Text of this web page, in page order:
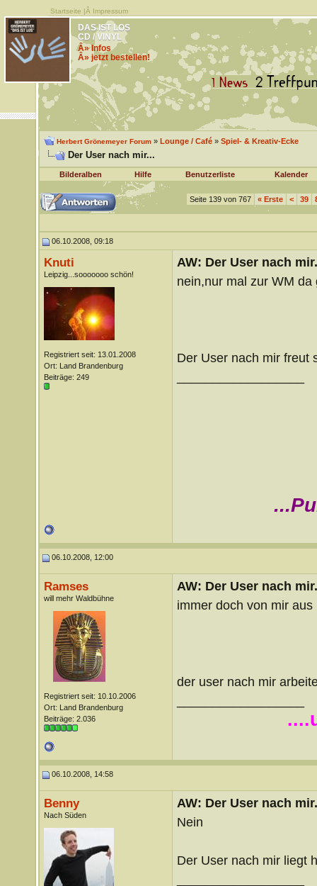
Startseite |Â Impressum
DAS IST LOS
CD / VINYL
Â» Infos
Â» jetzt bestellen!
Herbert Grönemeyer Forum» Lounge / Café» Spiel- & Kreativ-Ecke
Der User nach mir...
Bilderalben Hilfe Benutzerliste Kalender
Seite 139 von 767 «Erste < 39
06.10.2008, 09:18
Knuti
Leipzig...sooooooo schön!
Registriert seit: 13.01.2008
Ort: Land Brandenburg
Beiträge: 249
AW: Der User nach
nein,nur mal zur WM
Der User nach mir freut
06.10.2008, 12:00
Ramses
will mehr Waldbühne
Registriert seit: 10.10.2006
Ort: Land Brandenburg
Beiträge: 2.036
AW: Der User nach
immer doch von mir
der user nach mir
06.10.2008, 14:58
Benny
Nach Süden
AW: Der User nach
Nein
Der User nach mir liegt